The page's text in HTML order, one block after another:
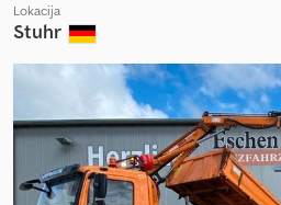
Lokacija
Stuhr